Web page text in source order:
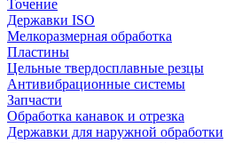
Точение
Державки ISO
Мелкоразмерная обработка
Пластины
Цельные твердосплавные резцы
Антивибрационные системы
Запчасти
Обработка канавок и отрезка
Державки для наружной обработки